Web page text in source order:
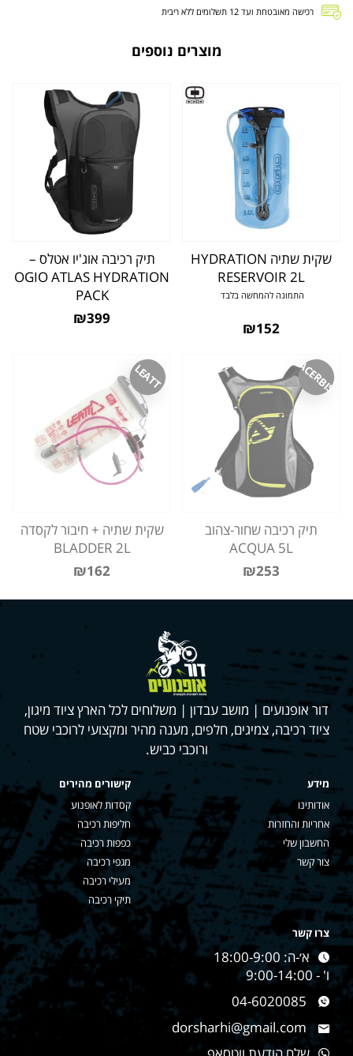
רכישה מאובטחת ועד 12 תשלומים ללא ריבית
מוצרים נוספים
שקית שתיה HYDRATION
RESERVOIR 2L
התמונה להמחשה בלבד
₪152
תיק רכיבה אוג'יו אטלס –
OGIO ATLAS HYDRATION
PACK
₪399
ACERBIS
תיק רכיבה שחור-צהוב
ACQUA 5L
₪253
LEATT
שקית שתיה + חיבור לקסדה
BLADDER 2L
₪162
דור אופנועים | מושב עבדון | משלוחים לכל הארץ ציוד מיגון,
ציוד רכיבה, צמיגים, חלפים, מענה מהיר ומקצועי לרוכבי שטח
ורוכבי כביש.
מידע
אודותינו
אחריות והחזרות
החשבון שלי
צור קשר
קישורים מהירים
קסדות לאופנוע
חליפות רכיבה
כפפות רכיבה
מגפי רכיבה
מעילי רכיבה
תיקי רכיבה
צרו קשר
א׳-ה: 18:00-9:00
ו' - 9:00-14:00
04-6020085
dorsharhi@gmail.com